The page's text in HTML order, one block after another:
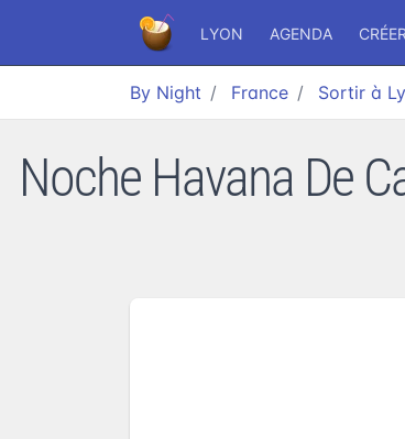
LYON AGENDA
By Night France Sortir à
Noche Havana De